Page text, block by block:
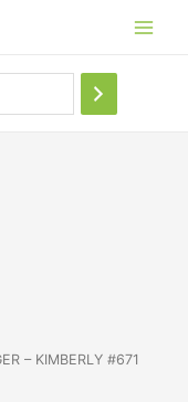
– KIMBERLY #671